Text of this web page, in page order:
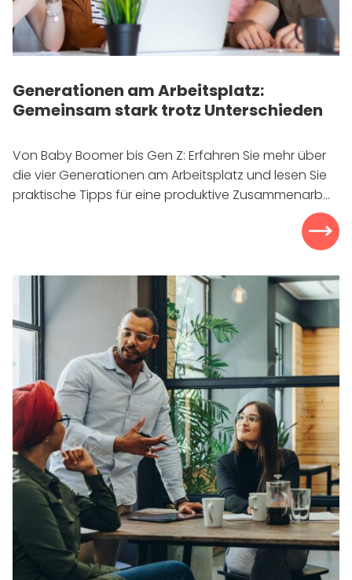
Generationen am Arbeitsplatz:
Gemeinsam stark trotz Unterschieden
Von Baby Boomer bis Gen Z: Erfahren Sie mehr über
die vier Generationen am Arbeitsplatz und lesen Sie
praktische Tipps für eine produktive Zusammenarb...